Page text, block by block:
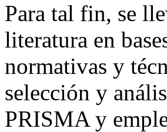
Para tal fin, se
literatura en
normativas y
selección y
PRISMA y